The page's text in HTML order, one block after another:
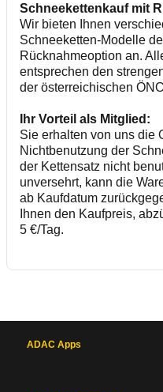
Schneekettenkauf mit
Wir bieten Ihnen
Schneeketten-Modelle
Rücknahmeoption an.
entsprechen den
der österreichischen
Ihr Vorteil als Mitglied:
Sie erhalten von uns die
Nichtbenutzung der
der Kettensatz nicht
unversehrt, kann die
ab Kaufdatum
Ihnen den Kaufpreis,
5 €/Tag.
ADAC Apps